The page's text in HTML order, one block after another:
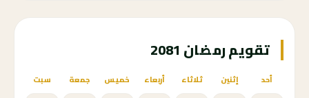
تقويم رمضان 2081
أحد إثنين ثلاثاء أربعاء خميس جمعة سبت